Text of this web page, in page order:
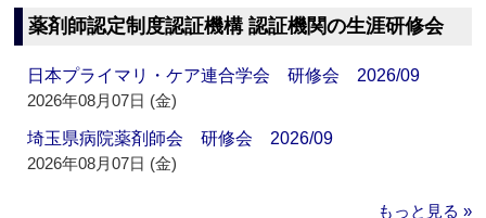
薬剤師認定制度認証機構 認証機関の生涯研修会
日本プライマリ・ケア連合学会 研修会 2026/09
2026年08月07日 (金)
埼玉県病院薬剤師会 研修会 2026/09
2026年08月07日 (金)
もっと見る »